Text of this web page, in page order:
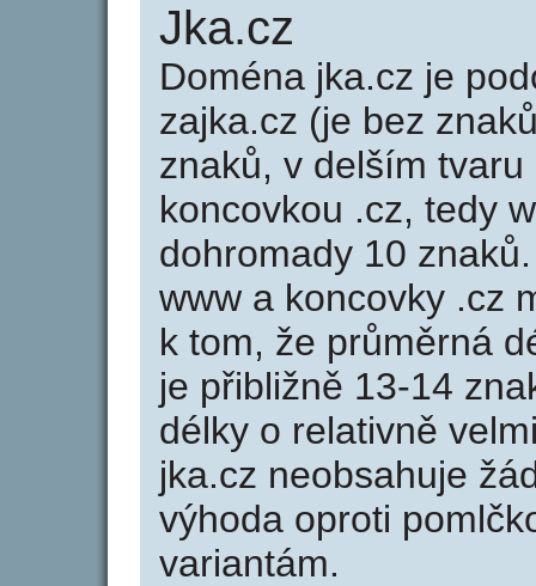
Jka.cz
Doména jka.cz je
zajka.cz (je bez
znaků, v delším
koncovkou .cz, tedy
dohromady 10
www a koncovky .cz
k tom, že průměrná
je přibližně 13-14
délky o relativně
jka.cz neobsahuje
výhoda oproti
variantám.